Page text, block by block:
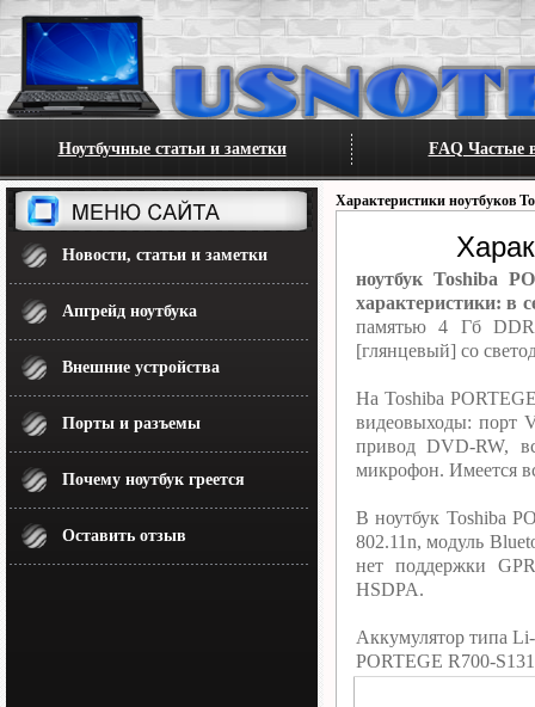
Ноутбучные статьи и заметки FAQ Частые
Новости, статьи и заметки
Апгрейд ноутбука
Внешние устройства
Порты и разъемы
Почему ноутбук греется
Оставить отзыв
Характеристики ноутбуков
ноутбук Toshiba
характеристики: в
памятью 4 Гб
[глянцевый] со
На Toshiba
видеовыходы: порт
привод DVD-RW,
микрофон. Имеется
В ноутбук Toshiba
802.11n, модуль
нет поддержки
HSDPA.
Аккумулятор типа
PORTEGE R700-